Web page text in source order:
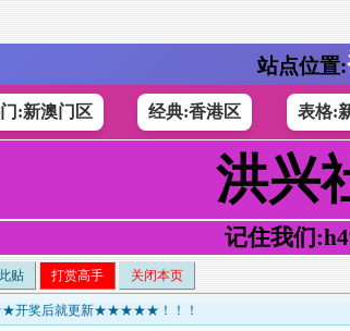
站点位置:
:新澳门区 经典:香港区 表格:
洪兴
记住我们
贴 打赏高手 关闭本页
开奖后就更新★★★★★！！！